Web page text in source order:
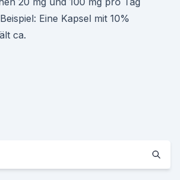
Eine Kapsel mit 10%
ca.